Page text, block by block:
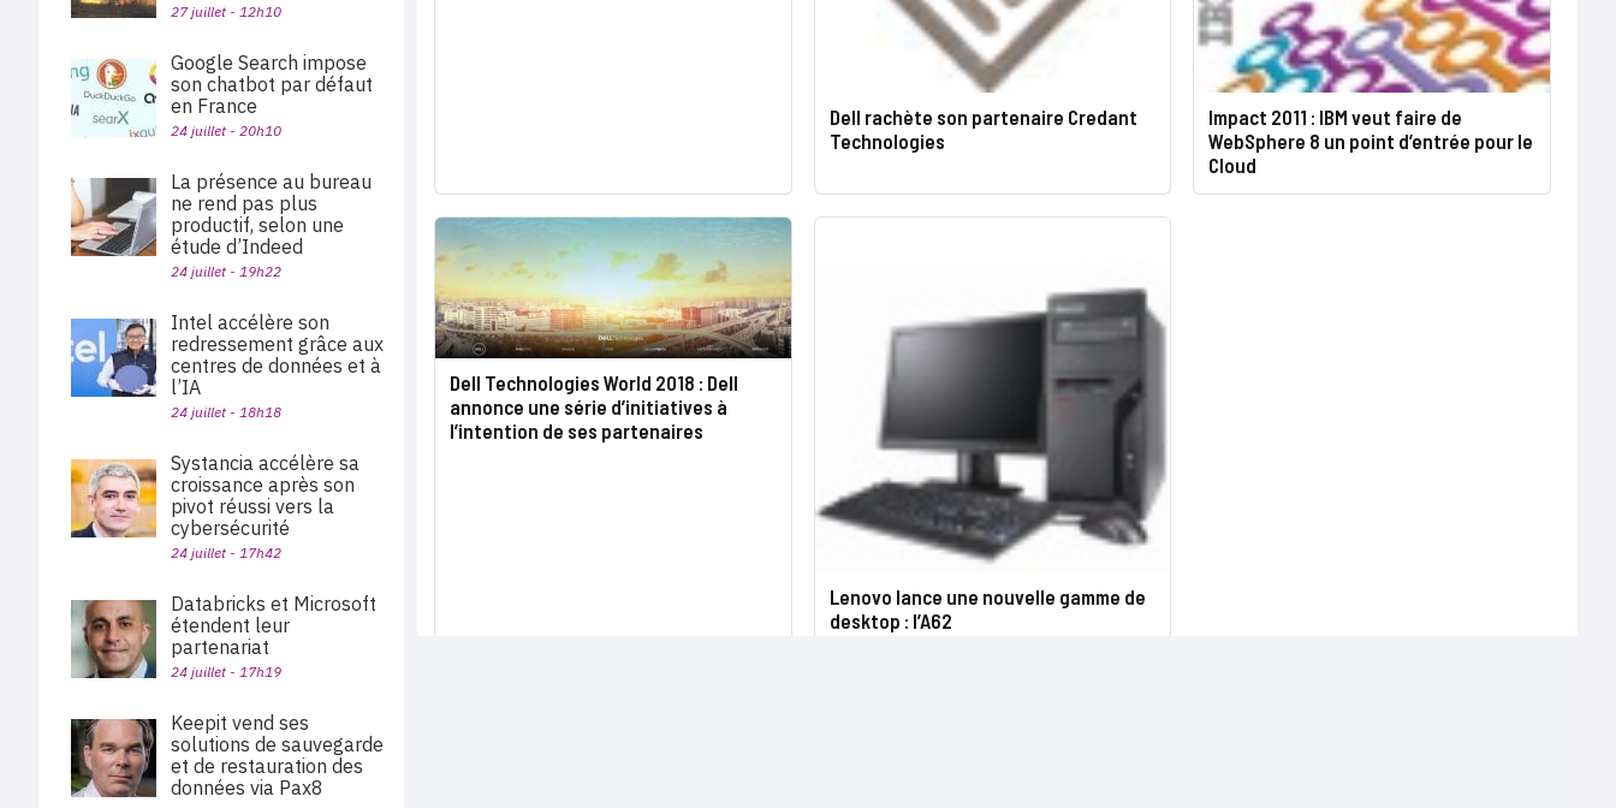
Dell rachète son partenaire Credant
Technologies
Impact 2011 : IBM veut faire de
WebSphere 8 un point d’entrée pour le
Cloud
Dell Technologies World 2018 : Dell
annonce une série d’initiatives à
l’intention de ses partenaires
Lenovo lance une nouvelle gamme de
desktop : l’A62
27 juillet - 12h10
Google Search impose
son chatbot par défaut
en France
24 juillet - 20h10
La présence au bureau
ne rend pas plus
productif, selon une
étude d’Indeed
24 juillet - 19h22
Intel accélère son
redressement grâce aux
centres de données et à
l’IA
24 juillet - 18h18
Systancia accélère sa
croissance après son
pivot réussi vers la
cybersécurité
24 juillet - 17h42
Databricks et Microsoft
étendent leur
partenariat
24 juillet - 17h19
Keepit vend ses
solutions de sauvegarde
et de restauration des
données via Pax8